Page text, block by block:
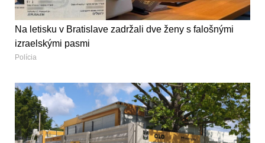
Na letisku v Bratislave zadržali dve ženy s falošnými
izraelskými pasmi
Polícia